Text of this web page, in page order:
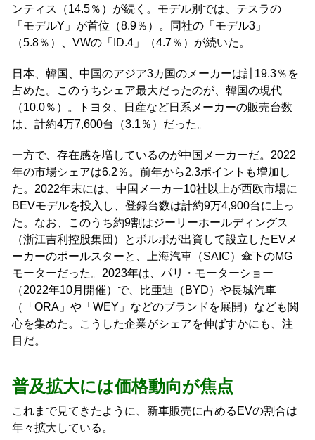
ンティス（14.5％）が続く。モデル別では、テスラの
「モデルY」が首位（8.9％）。同社の「モデル3」
（5.8％）、VWの「ID.4」（4.7％）が続いた。
日本、韓国、中国のアジア3カ国のメーカーは計19.3％を
占めた。このうちシェア最大だったのが、韓国の現代
（10.0％）。トヨタ、日産など日系メーカーの販売台数
は、計約4万7,600台（3.1％）だった。
一方で、存在感を増しているのが中国メーカーだ。2022
年の市場シェアは6.2％。前年から2.3ポイントも増加し
た。2022年末には、中国メーカー10社以上が西欧市場に
BEVモデルを投入し、登録台数は計約9万4,900台に上っ
た。なお、このうち約9割はジーリーホールディングス
（浙江吉利控股集団）とボルボが出資して設立したEVメ
ーカーのポールスターと、上海汽車（SAIC）傘下のMG
モーターだった。2023年は、パリ・モーターショー
（2022年10月開催）で、比亜迪（BYD）や長城汽車
（「ORA」や「WEY」などのブランドを展開）なども関
心を集めた。こうした企業がシェアを伸ばすかにも、注
目だ。
普及拡大には価格動向が焦点
これまで見てきたように、新車販売に占めるEVの割合は
年々拡大している。